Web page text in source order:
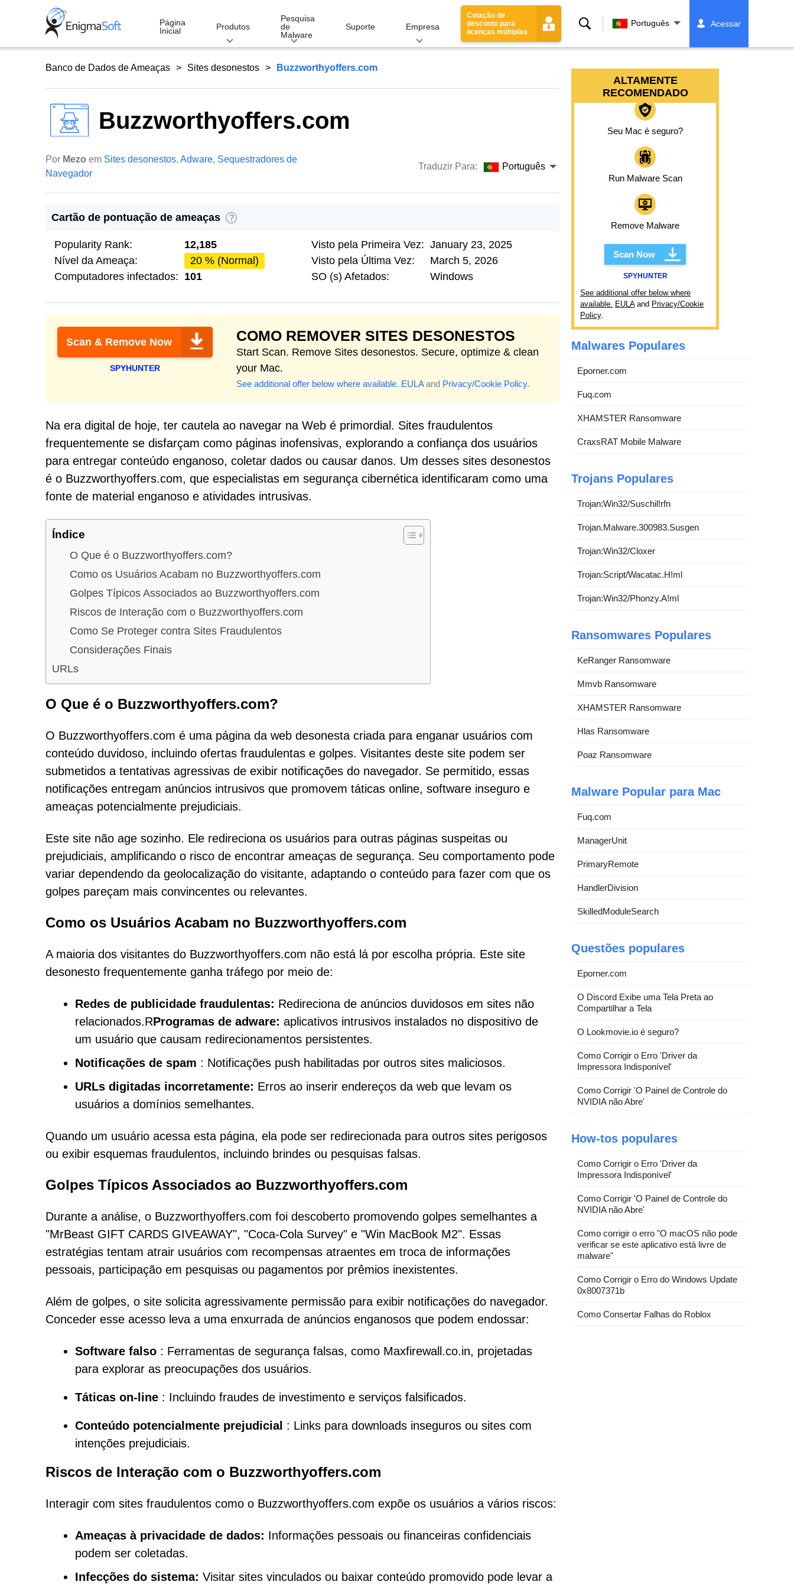
Página
Inicial
Produtos
Pesquisa
de
Malware
Suporte Empresa
Cotação de
desconto para
licenças múltiplas
Buscar Português Acessar
Banco de Dados de Ameaças Sites desonestos Buzzworthyoffers.com
Buzzworthyoffers.com
Por Mezo em Sites desonestos, Adware, Sequestradores de
Navegador
Traduzir Para: Português
Cartão de pontuação de ameaças ?
Popularity Rank:
12,185
Nível da Ameaça:
20 % (Normal)
Computadores infectados: 101
Visto pela Primeira Vez: January 23, 2025
Visto pela Última Vez:
March 5, 2026
SO (s) Afetados:
Windows
Scan & Remove Now
SPYHUNTER
COMO REMOVER SITES DESONESTOS
Start Scan. Remove Sites desonestos. Secure, optimize & clean
your Mac.
See additional offer below where available. EULAand Privacy/Cookie Policy.
Na era digital de hoje, ter cautela ao navegar na Web é primordial. Sites fraudulentos
frequentemente se disfarçam como páginas inofensivas, explorando a confiança dos usuários
para entregar conteúdo enganoso, coletar dados ou causar danos. Um desses sites desonestos
é o Buzzworthyoffers.com, que especialistas em segurança cibernética identificaram como uma
fonte de material enganoso e atividades intrusivas.
Índice
O Que é o Buzzworthyoffers.com?
Como os Usuários Acabam no Buzzworthyoffers.com
Golpes Típicos Associados ao Buzzworthyoffers.com
Riscos de Interação com o Buzzworthyoffers.com
Como Se Proteger contra Sites Fraudulentos
Considerações Finais
URLs
O Que é o Buzzworthyoffers.com?
O Buzzworthyoffers.com é uma página da web desonesta criada para enganar usuários com
conteúdo duvidoso, incluindo ofertas fraudulentas e golpes. Visitantes deste site podem ser
submetidos a tentativas agressivas de exibir notificações do navegador. Se permitido, essas
notificações entregam anúncios intrusivos que promovem táticas online, software inseguro e
ameaças potencialmente prejudiciais.
Este site não age sozinho. Ele redireciona os usuários para outras páginas suspeitas ou
prejudiciais, amplificando o risco de encontrar ameaças de segurança. Seu comportamento pode
variar dependendo da geolocalização do visitante, adaptando o conteúdo para fazer com que os
golpes pareçam mais convincentes ou relevantes.
Como os Usuários Acabam no Buzzworthyoffers.com
A maioria dos visitantes do Buzzworthyoffers.com não está lá por escolha própria. Este site
desonesto frequentemente ganha tráfego por meio de:
Redes de publicidade fraudulentas: Redireciona de anúncios duvidosos em sites não
relacionados.RProgramas de adware: aplicativos intrusivos instalados no dispositivo de
um usuário que causam redirecionamentos persistentes.
Notificações de spam : Notificações push habilitadas por outros sites maliciosos.
URLs digitadas incorretamente: Erros ao inserir endereços da web que levam os
usuários a domínios semelhantes.
Quando um usuário acessa esta página, ela pode ser redirecionada para outros sites perigosos
ou exibir esquemas fraudulentos, incluindo brindes ou pesquisas falsas.
Golpes Típicos Associados ao Buzzworthyoffers.com
Durante a análise, o Buzzworthyoffers.com foi descoberto promovendo golpes semelhantes a
"MrBeast GIFT CARDS GIVEAWAY", "Coca-Cola Survey" e "Win MacBook M2". Essas
estratégias tentam atrair usuários com recompensas atraentes em troca de informações
pessoais, participação em pesquisas ou pagamentos por prêmios inexistentes.
Além de golpes, o site solicita agressivamente permissão para exibir notificações do navegador.
Conceder esse acesso leva a uma enxurrada de anúncios enganosos que podem endossar:
Software falso : Ferramentas de segurança falsas, como Maxfirewall.co.in, projetadas
para explorar as preocupações dos usuários.
Táticas on-line : Incluindo fraudes de investimento e serviços falsificados.
Conteúdo potencialmente prejudicial : Links para downloads inseguros ou sites com
intenções prejudiciais.
Riscos de Interação com o Buzzworthyoffers.com
Interagir com sites fraudulentos como o Buzzworthyoffers.com expõe os usuários a vários riscos:
Ameaças à privacidade de dados: Informações pessoais ou financeiras confidenciais
podem ser coletadas.
Infecções do sistema: Visitar sites vinculados ou baixar conteúdo promovido pode levar a
ALTAMENTE
RECOMENDADO
Seu Mac é seguro?
Run Malware Scan
Remove Malware
Scan Now
SPYHUNTER
See additional offer below where
available. EULAand Privacy/Cookie
Policy.
Malwares Populares
Eporner.com
Fuq.com
XHAMSTER Ransomware
CraxsRAT Mobile Malware
Trojans Populares
Trojan:Win32/Suschil!rfn
Trojan.Malware.300983.Susgen
Trojan:Win32/Cloxer
Trojan:Script/Wacatac.H!ml
Trojan:Win32/Phonzy.A!ml
Ransomwares Populares
KeRanger Ransomware
Mmvb Ransomware
XHAMSTER Ransomware
Hlas Ransomware
Poaz Ransomware
Malware Popular para Mac
Fuq.com
ManagerUnit
PrimaryRemote
HandlerDivision
SkilledModuleSearch
Questões populares
Eporner.com
O Discord Exibe uma Tela Preta ao
Compartilhar a Tela
O Lookmovie.io é seguro?
Como Corrigir o Erro 'Driver da
Impressora Indisponível'
Como Corrigir 'O Painel de Controle do
NVIDIA não Abre'
How-tos populares
Como Corrigir o Erro 'Driver da
Impressora Indisponível'
Como Corrigir 'O Painel de Controle do
NVIDIA não Abre'
Como corrigir o erro "O macOS não pode
verificar se este aplicativo está livre de
malware"
Como Corrigir o Erro do Windows Update
0x8007371b
Como Consertar Falhas do Roblox